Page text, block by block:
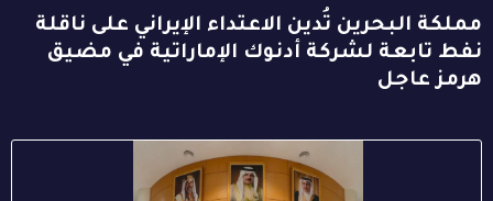
مملكة البحرين تُدين الاعتداء الإيراني على ناقلة
نفط تابعة لشركة أدنوك الإماراتية في مضيق
هرمز عاجل